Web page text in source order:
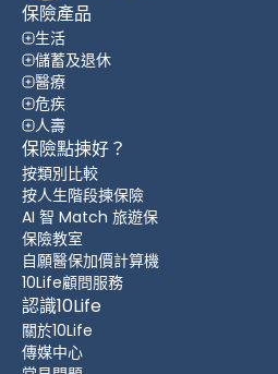
保險產品
生活
儲蓄及退休
醫療
危疾
人壽
保險點揀好？
按類別比較
按人生階段揀保險
AI 智 Match 旅遊保
保險教室
自願醫保加價計算機
10Life顧問服務
認識10Life
關於10Life
傳媒中心